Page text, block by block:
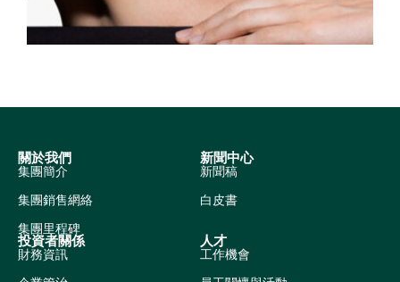
關於我們
集團簡介
集團銷售網絡
集團里程碑
新聞中心
新聞稿
白皮書
投資者關係
財務資訊
人才
工作機會